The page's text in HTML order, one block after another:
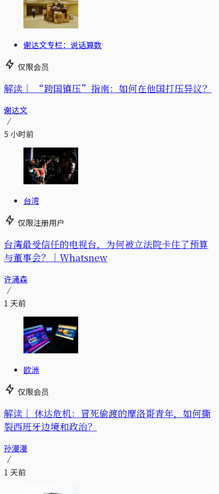
谢达文专栏：说话算数
仅限会员
解读｜ “跨国镇压”指南：如何在他国打压异议？
谢达文
5 小时前
台湾
仅限注册用户
台湾最受信任的电视台，为何被立法院卡住了预算
与董事会？｜Whatsnew
许涌森
1 天前
欧洲
仅限会员
解读｜ 休达危机：冒死偷渡的摩洛哥青年，如何撕
裂西班牙边境和政治？
孙漫漫
1 天前